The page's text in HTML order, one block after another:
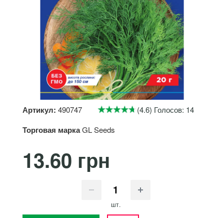
Артикул: 490747 (4.6) Голосов: 14
Торговая маркаGL Seeds
13.60 грн
шт.